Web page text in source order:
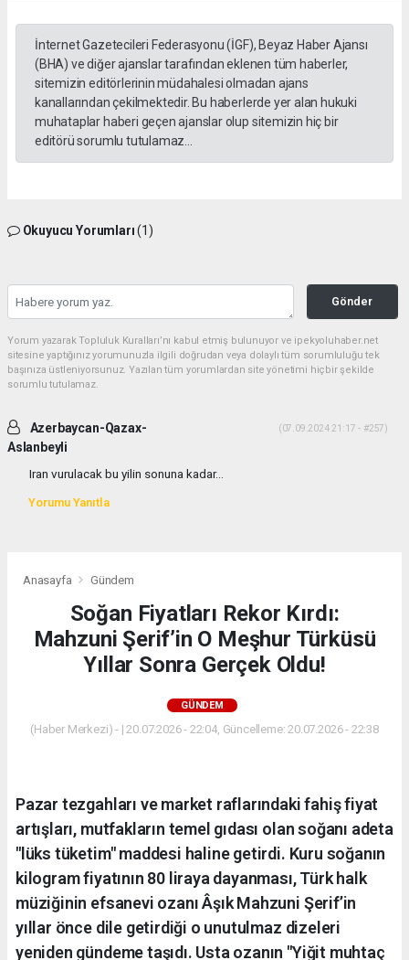
İnternet Gazetecileri Federasyonu (İGF), Beyaz Haber Ajansı
(BHA) ve diğer ajanslar tarafından eklenen tüm haberler,
sitemizin editörlerinin müdahalesi olmadan ajans
kanallarından çekilmektedir. Bu haberlerde yer alan hukuki
muhataplar haberi geçen ajanslar olup sitemizin hiç bir
editörü sorumlu tutulamaz...
Okuyucu Yorumları(1)
Gönder
Yorum yazarak Topluluk Kuralları’nı kabul etmiş bulunuyor ve ipekyoluhaber.net
sitesine yaptığınız yorumunuzla ilgili doğrudan veya dolaylı tüm sorumluluğu tek
başınıza üstleniyorsunuz. Yazılan tüm yorumlardan site yönetimi hiçbir şekilde
sorumlu tutulamaz.
Azerbaycan-Qazax-
Aslanbeyli
(07.09.2024 21:17 - #257)
Iran vurulacak bu yilin sonuna kadar...
Yorumu Yanıtla
Anasayfa Gündem
Soğan Fiyatları Rekor Kırdı:
Mahzuni Şerif’in O Meşhur Türküsü
Yıllar Sonra Gerçek Oldu!
GÜNDEM
(Haber Merkezi) - | 20.07.2026 - 22:04, Güncelleme: 20.07.2026 - 22:38
Pazar tezgahları ve market raflarındaki fahiş fiyat
artışları, mutfakların temel gıdası olan soğanı adeta
"lüks tüketim" maddesi haline getirdi. Kuru soğanın
kilogram fiyatının 80 liraya dayanması, Türk halk
müziğinin efsanevi ozanı Âşık Mahzuni Şerif’in
yıllar önce dile getirdiği o unutulmaz dizeleri
yeniden gündeme taşıdı. Usta ozanın "Yiğit muhtaç